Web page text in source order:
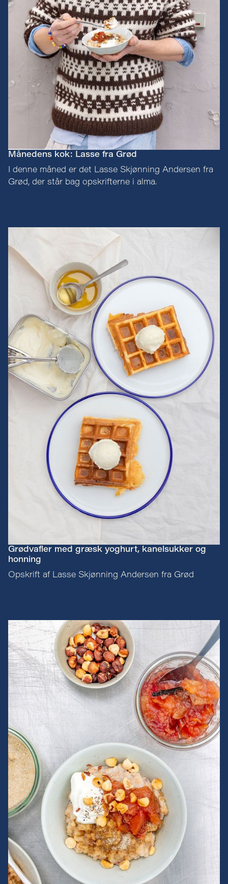
Månedens kok: Lasse fra Grød
I denne måned er det Lasse Skjønning Andersen fra
Grød, der står bag opskrifterne i alma.
Grødvafler med græsk yoghurt, kanelsukker og
honning
Opskrift af Lasse Skjønning Andersen fra Grød